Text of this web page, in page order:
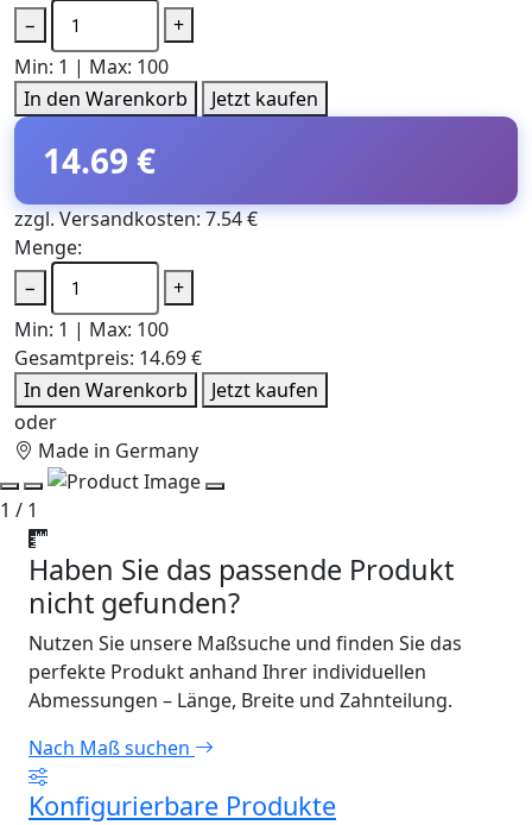
−
+
Min: 1 | Max: 100
In den Warenkorb
Jetzt kaufen
14.69 €
zzgl. Versandkosten: 7.54 €
Menge:
−
+
Min: 1 | Max: 100
Gesamtpreis: 14.69 €
In den Warenkorb
Jetzt kaufen
oder
Made in Germany
1 / 1
Haben Sie das passende Produkt
nicht gefunden?
Nutzen Sie unsere Maßsuche und finden Sie das
perfekte Produkt anhand Ihrer individuellen
Abmessungen – Länge, Breite und Zahnteilung.
Nach Maß suchen
Konfigurierbare Produkte